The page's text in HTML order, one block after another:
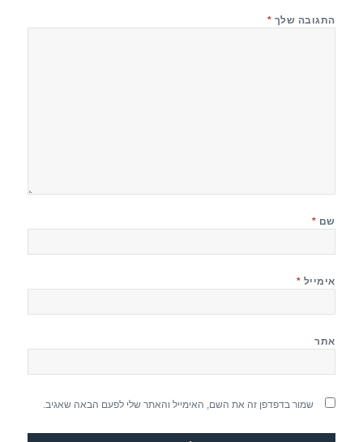
התגובה שלך *
שם *
אימייל *
אתר
שמור בדפדפן זה את השם, האימייל והאתר שלי לפעם הבאה שאגיב.